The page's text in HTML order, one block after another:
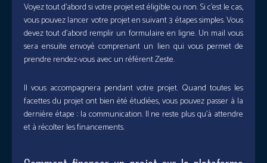
Voyez tout d’abord si votre projet est éligible ou non. Si c’est le cas,
vous pouvez lancer votre projet en suivant 3 étapes simples. Vous
devez tout d’abord remplir un formulaire en ligne. Un mail vous
sera ensuite envoyé comprenant un lien qui vous permet de
prendre rendez-vous avec un référent Zeste.
Il vous accompagnera pendant votre projet. Quand toutes les
facettes du projet ont bien été étudiées, vous pouvez passer à la
dernière étape : la communication. Il ne reste plus qu’à attendre
et à récolter les financements.